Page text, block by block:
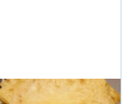
Coiffure pour
égalisation
d'essai à 10